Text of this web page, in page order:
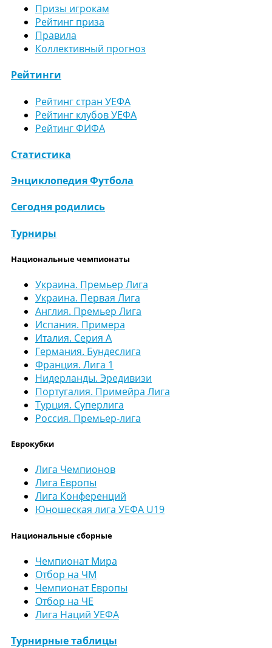
Призы игрокам
Рейтинг приза
Правила
Коллективный прогноз
Рейтинги
Рейтинг стран УЕФА
Рейтинг клубов УЕФА
Рейтинг ФИФА
Статистика
Энциклопедия Футбола
Сегодня родились
Турниры
Национальные чемпионаты
Украина. Премьер Лига
Украина. Первая Лига
Англия. Премьер Лига
Испания. Примера
Италия. Серия А
Германия. Бундеслига
Франция. Лига 1
Нидерланды. Эредивизи
Португалия. Примейра Лига
Турция. Суперлига
Россия. Премьер-лига
Еврокубки
Лига Чемпионов
Лига Европы
Лига Конференций
Юношеская лига УЕФА U19
Национальные сборные
Чемпионат Мира
Отбор на ЧМ
Чемпионат Европы
Отбор на ЧЕ
Лига Наций УЕФА
Турнирные таблицы